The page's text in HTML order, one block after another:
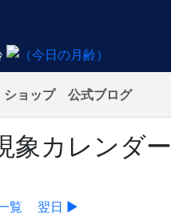
ショップ 公式ブログ
象カレンダー
覧 翌日 ▶